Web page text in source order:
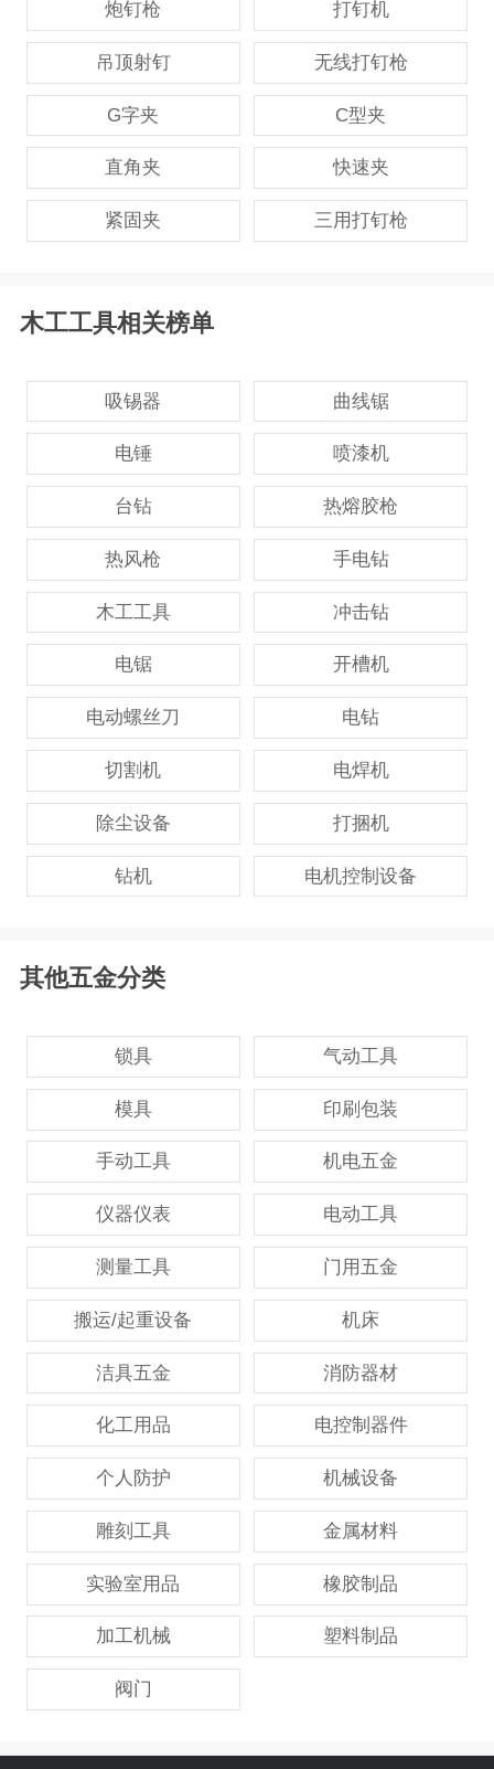
炮钉枪 打钉机
吊顶射钉 无线打钉枪
G字夹 C型夹
直角夹 快速夹
紧固夹 三用打钉枪
木工工具相关榜单
吸锡器 曲线锯
电锤 喷漆机
台钻 热熔胶枪
热风枪 手电钻
木工工具 冲击钻
电锯 开槽机
电动螺丝刀 电钻
切割机 电焊机
除尘设备 打捆机
钻机 电机控制设备
其他五金分类
锁具 气动工具
模具 印刷包装
手动工具 机电五金
仪器仪表 电动工具
测量工具 门用五金
搬运/起重设备 机床
洁具五金 消防器材
化工用品 电控制器件
个人防护 机械设备
雕刻工具 金属材料
实验室用品 橡胶制品
加工机械 塑料制品
阀门